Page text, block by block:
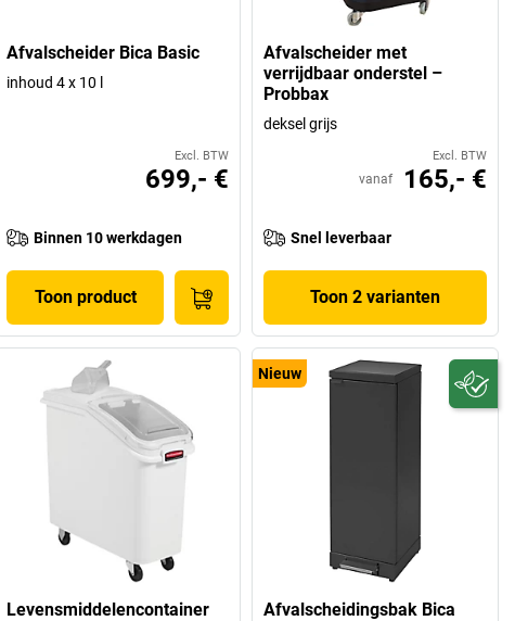
Afvalscheider Bica Basic
inhoud 4 x 10 l
Excl. BTW
699,- €
Binnen 10 werkdagen
Toon product
Afvalscheider met
verrijdbaar onderstel –
Probbax
deksel grijs
Excl. BTW
vanaf 165,- €
Snel leverbaar
Toon 2 varianten
Levensmiddelencontainer
Nieuw
Afvalscheidingsbak Bica